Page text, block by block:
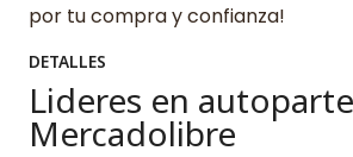
por tu compra y confianza!
DETALLES
Lideres en
Mercadolibre